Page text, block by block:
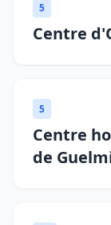
5
Centre
5
Centre
de